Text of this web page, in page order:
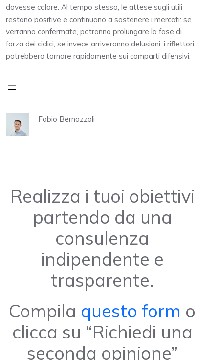
dovesse calare. Al tempo stesso, le attese sugli utili
restano positive e continuano a sostenere i mercati: se
verranno confermate, potranno prolungare la fase di
forza dei ciclici; se invece arriveranno delusioni, i riflettori
potrebbero tornare rapidamente sui comparti difensivi.
Fabio Bernazzoli
Realizza i tuoi obiettivi
partendo da una
consulenza
indipendente e
trasparente.
Compila questo form o
clicca su “Richiedi una
seconda opinione”